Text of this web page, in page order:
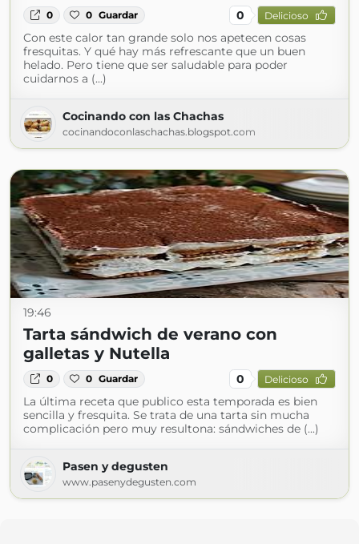
0 0 Guardar 0 Delicioso
Con este calor tan grande solo nos apetecen cosas
fresquitas. Y qué hay más refrescante que un buen
helado. Pero tiene que ser saludable para poder
cuidarnos a (...)
Cocinando con las Chachas
cocinandoconlaschachas.blogspot.com
19:46
Tarta sándwich de verano con
galletas y Nutella
0 0 Guardar 0 Delicioso
La última receta que publico esta temporada es bien
sencilla y fresquita. Se trata de una tarta sin mucha
complicación pero muy resultona: sándwiches de (...)
Pasen y degusten
www.pasenydegusten.com